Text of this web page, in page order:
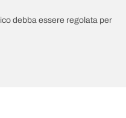
debba essere regolata per